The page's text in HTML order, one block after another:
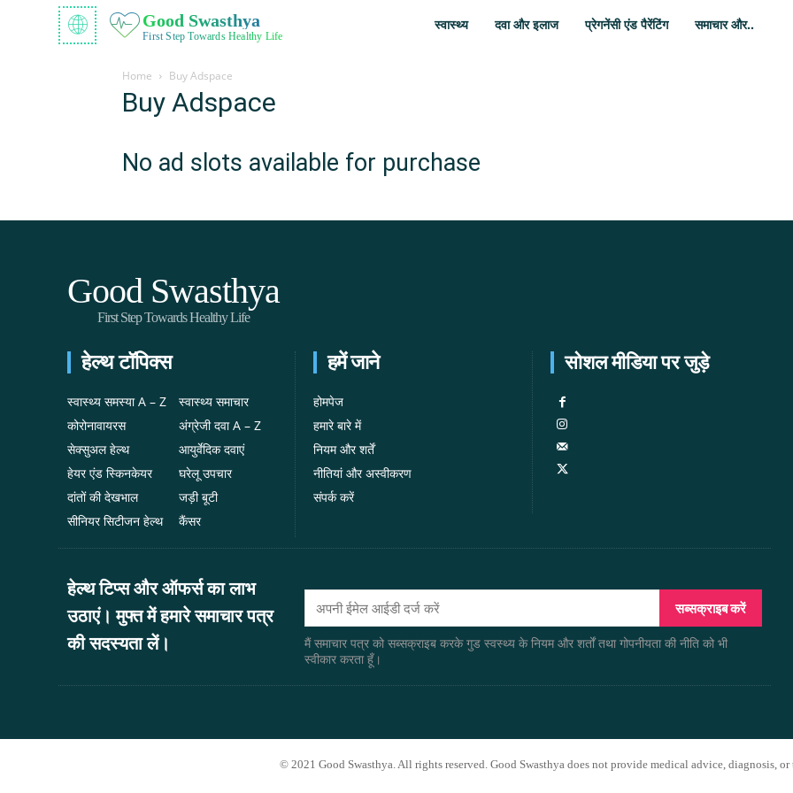
Good Swasthya
First Step Towards Healthy Life
स्वास्थ्य दवा और इलाज प्रेगनेंसी एंड पैरेंटिंग समाचार और..
Home Buy Adspace
Buy Adspace
No ad slots available for purchase
Good Swasthya
First Step Towards Healthy Life
हेल्थ टॉपिक्स
स्वास्थ्य समस्या A – Z
कोरोनावायरस
सेक्सुअल हेल्थ
हेयर एंड स्किनकेयर
दांतों की देखभाल
सीनियर सिटीजन हेल्थ
स्वास्थ्य समाचार
अंग्रेजी दवा A – Z
आयुर्वेदिक दवाएं
घरेलू उपचार
जड़ी बूटी
कैंसर
हमें जाने
होमपेज
हमारे बारे में
नियम और शर्तें
नीतियां और अस्वीकरण
संपर्क करें
सोशल मीडिया पर जुड़े
हेल्थ टिप्स और ऑफर्स का लाभ
उठाएं। मुफ्त में हमारे समाचार पत्र
की सदस्यता लें।
सब्सक्राइब करें
मैं समाचार पत्र को सब्सक्राइब करके गुड स्वस्थ्य के नियम और शर्तों तथा गोपनीयता की नीति को भी
स्वीकार करता हूँ।
© 2021 Good Swasthya. All rights reserved. Good Swasthya does not provide medical advice, diagnosis, or